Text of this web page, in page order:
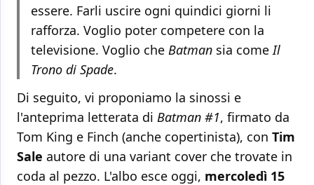
essere. Farli uscire ogni quindici giorni li
rafforza. Voglio poter competere con la
televisione. Voglio che Batman sia come Il
Trono di Spade.
Di seguito, vi proponiamo la sinossi e
l'anteprima letterata di Batman #1, firmato da
Tom King e Finch (anche copertinista), con Tim
Sale autore di una variant cover che trovate in
coda al pezzo. L'albo esce oggi, mercoledì 15